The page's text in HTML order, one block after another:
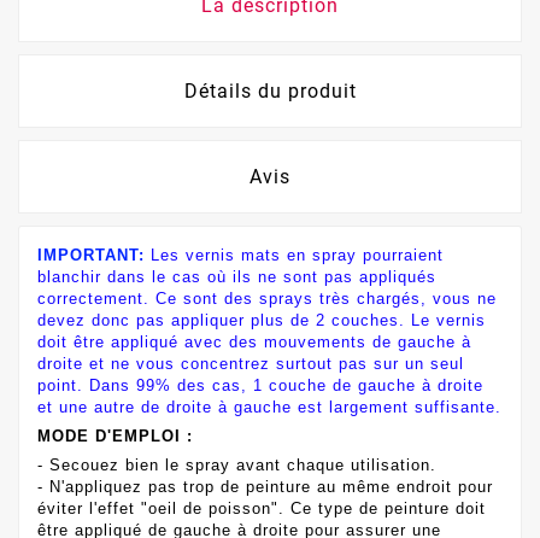
La description
Détails du produit
Avis
IMPORTANT: Les vernis mats en spray pourraient
blanchir dans le cas où ils ne sont pas appliqués
correctement. Ce sont des sprays très chargés, vous ne
devez donc pas appliquer plus de 2 couches. Le vernis
doit être appliqué avec des mouvements de gauche à
droite et ne vous concentrez surtout pas sur un seul
point. Dans 99% des cas, 1 couche de gauche à droite
et une autre de droite à gauche est largement suffisante.
MODE D'EMPLOI :
- Secouez bien le spray avant chaque utilisation.
- N'appliquez pas trop de peinture au même endroit pour
éviter l'effet "oeil de poisson". Ce type de peinture doit
être appliqué de gauche à droite pour assurer une